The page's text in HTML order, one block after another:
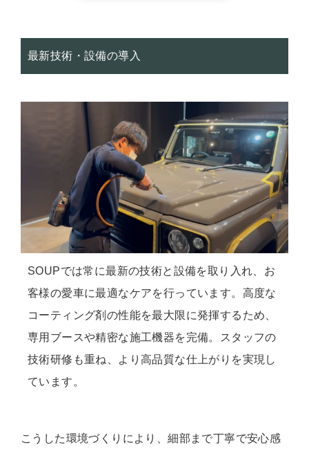
最新技術・設備の導入
SOUPでは常に最新の技術と設備を取り入れ、お
客様の愛車に最適なケアを行っています。高度な
コーティング剤の性能を最大限に発揮するため、
専用ブースや精密な施工機器を完備。スタッフの
技術研修も重ね、より高品質な仕上がりを実現し
ています。
こうした環境づくりにより、細部まで丁寧で安心感